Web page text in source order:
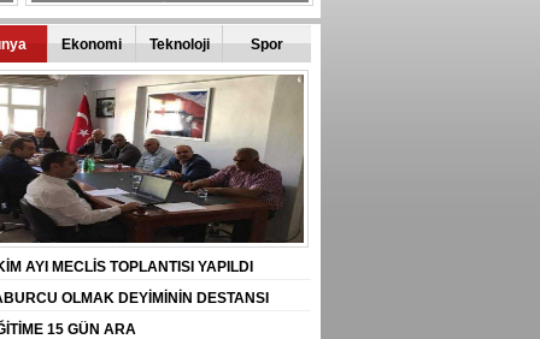
EDİYOR.
Ekonomi Teknoloji Spor
AYI MECLİS TOPLANTISI YAPILDI
OLMAK DEYİMİNİN DESTANSI
15 GÜN ARA